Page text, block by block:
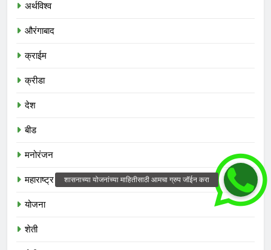
अर्थविश्व
औरंगाबाद
क्राईम
क्रीडा
देश
बीड
मनोरंजन
महाराष्ट्र
योजना
शेती